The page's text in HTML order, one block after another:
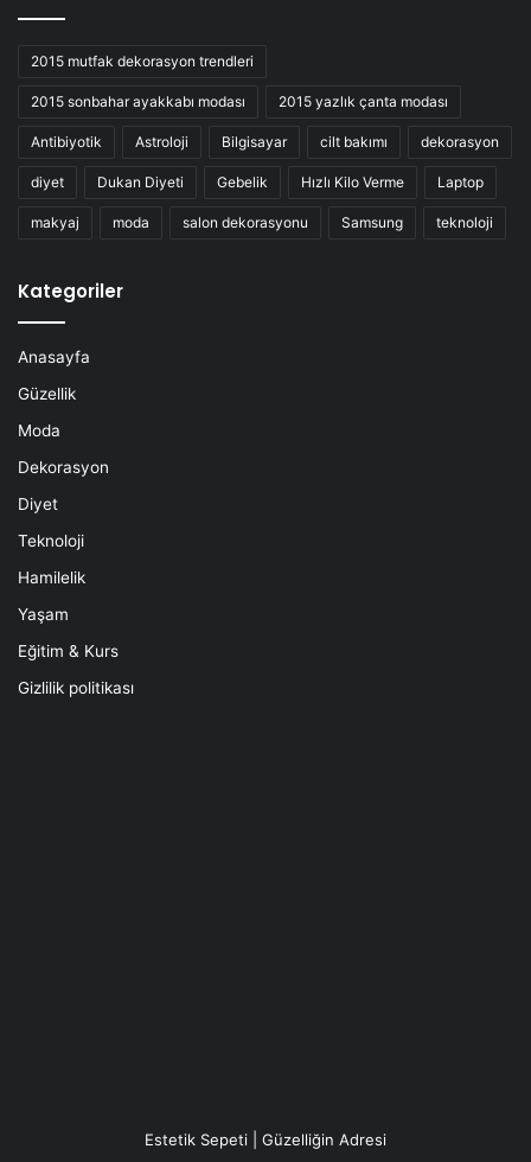
2015 mutfak dekorasyon trendleri
2015 sonbahar ayakkabı modası 2015 yazlık çanta modası
Antibiyotik Astroloji Bilgisayar cilt bakımı dekorasyon
diyet Dukan Diyeti Gebelik Hızlı Kilo Verme Laptop
makyaj moda salon dekorasyonu Samsung teknoloji
Kategoriler
Anasayfa
Güzellik
Moda
Dekorasyon
Diyet
Teknoloji
Hamilelik
Yaşam
Eğitim & Kurs
Gizlilik politikası
Estetik Sepeti | Güzelliğin Adresi